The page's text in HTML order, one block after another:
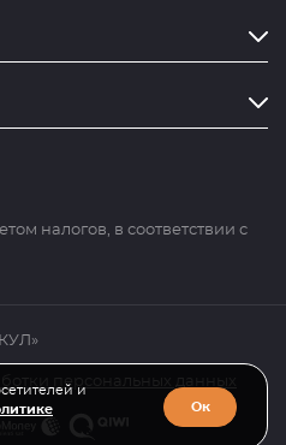
и
Ок
налогов, в соответствии с
персональных данных